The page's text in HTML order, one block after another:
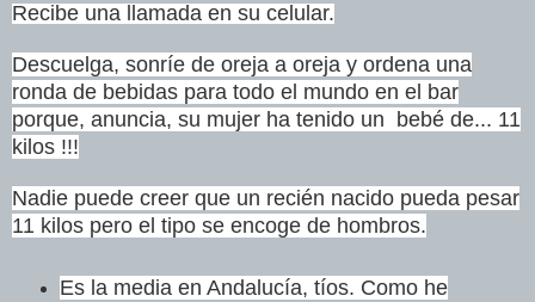
Recibe una llamada en su celular.
Descuelga, sonríe de oreja a oreja y ordena una
ronda de bebidas para todo el mundo en el bar
porque, anuncia, su mujer ha tenido un bebé de... 11
kilos !!!
Nadie puede creer que un recién nacido pueda pesar
11 kilos pero el tipo se encoge de hombros.
Es la media en Andalucía, tíos. Como he